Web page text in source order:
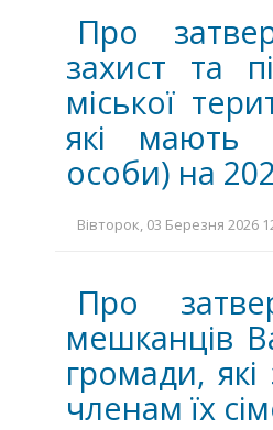
Про
захист та
міської
які мають
особи) на
Вівторок, 03 Березня 2026
Про
мешканців
громади,
членам їх